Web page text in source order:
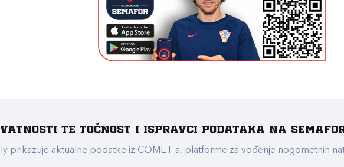
te točnost i ispravci podataka na
prikazuje aktualne podatke iz COMET-a, platforme za vođenje nogometnih